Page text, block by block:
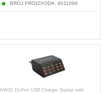
BROJ PROIZVODA: 4011094
HW15 15-Port USB Charger Station with